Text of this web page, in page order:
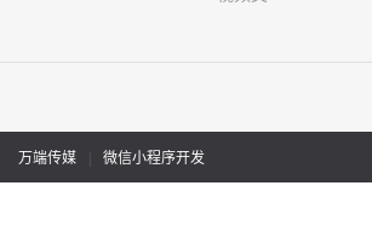
万端传媒 微信小程序开发